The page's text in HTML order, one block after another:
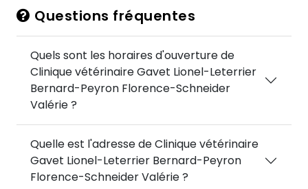
Questions fréquentes
Quels sont les horaires d'ouverture de
Clinique vétérinaire Gavet Lionel-Leterrier
Bernard-Peyron Florence-Schneider
Valérie ?
Quelle est l'adresse de Clinique vétérinaire
Gavet Lionel-Leterrier Bernard-Peyron
Florence-Schneider Valérie ?